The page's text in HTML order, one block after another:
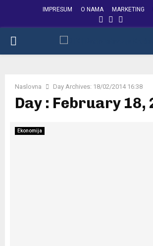
IMPRESUM O NAMA MARKETING
FACEBOOK
INSTAGRAM
PRIMARY
Naslovna Day Archives: 18/02/2014 16:38
Day : February 18,
Ekonomija